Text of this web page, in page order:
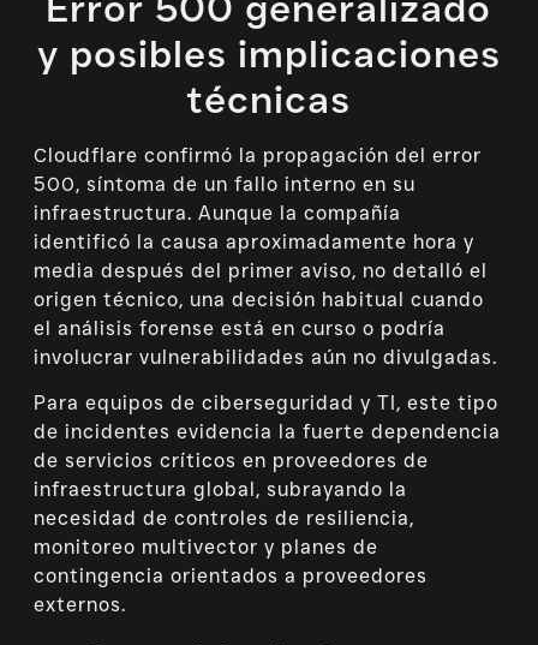
y posibles implicaciones
técnicas
Cloudflare confirmó la propagación del error
500, síntoma de un fallo interno en su
infraestructura. Aunque la compañía
identificó la causa aproximadamente hora y
media después del primer aviso, no detalló el
origen técnico, una decisión habitual cuando
el análisis forense está en curso o podría
involucrar vulnerabilidades aún no divulgadas.
Para equipos de ciberseguridad y TI, este tipo
de incidentes evidencia la fuerte dependencia
de servicios críticos en proveedores de
infraestructura global, subrayando la
necesidad de controles de resiliencia,
monitoreo multivector y planes de
contingencia orientados a proveedores
externos.